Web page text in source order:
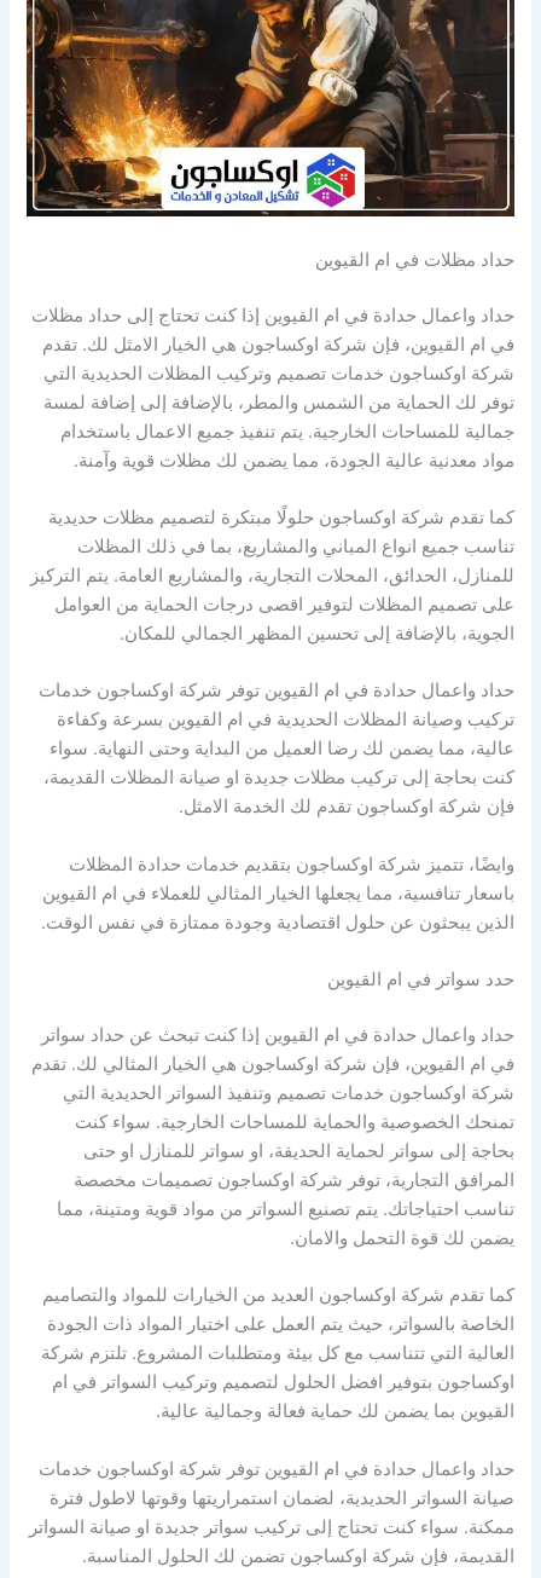
حداد مظلات في ام القيوين
حداد واعمال حدادة في ام القيوين إذا كنت تحتاج إلى حداد مظلات
في ام القيوين، فإن شركة اوكساجون هي الخيار الامثل لك. تقدم
شركة اوكساجون خدمات تصميم وتركيب المظلات الحديدية التي
توفر لك الحماية من الشمس والمطر، بالإضافة إلى إضافة لمسة
جمالية للمساحات الخارجية. يتم تنفيذ جميع الاعمال باستخدام
مواد معدنية عالية الجودة، مما يضمن لك مظلات قوية وآمنة.
كما تقدم شركة اوكساجون حلولًا مبتكرة لتصميم مظلات حديدية
تناسب جميع انواع المباني والمشاريع، بما في ذلك المظلات
للمنازل، الحدائق، المحلات التجارية، والمشاريع العامة. يتم التركيز
على تصميم المظلات لتوفير اقصى درجات الحماية من العوامل
الجوية، بالإضافة إلى تحسين المظهر الجمالي للمكان.
حداد واعمال حدادة في ام القيوين توفر شركة اوكساجون خدمات
تركيب وصيانة المظلات الحديدية في ام القيوين بسرعة وكفاءة
عالية، مما يضمن لك رضا العميل من البداية وحتى النهاية. سواء
كنت بحاجة إلى تركيب مظلات جديدة او صيانة المظلات القديمة،
فإن شركة اوكساجون تقدم لك الخدمة الامثل.
وايضًا، تتميز شركة اوكساجون بتقديم خدمات حدادة المظلات
باسعار تنافسية، مما يجعلها الخيار المثالي للعملاء في ام القيوين
الذين يبحثون عن حلول اقتصادية وجودة ممتازة في نفس الوقت.
حدد سواتر في ام القيوين
حداد واعمال حدادة في ام القيوين إذا كنت تبحث عن حداد سواتر
في ام القيوين، فإن شركة اوكساجون هي الخيار المثالي لك. تقدم
شركة اوكساجون خدمات تصميم وتنفيذ السواتر الحديدية التي
تمنحك الخصوصية والحماية للمساحات الخارجية. سواء كنت
بحاجة إلى سواتر لحماية الحديقة، او سواتر للمنازل او حتى
المرافق التجارية، توفر شركة اوكساجون تصميمات مخصصة
تناسب احتياجاتك. يتم تصنيع السواتر من مواد قوية ومتينة، مما
يضمن لك قوة التحمل والامان.
كما تقدم شركة اوكساجون العديد من الخيارات للمواد والتصاميم
الخاصة بالسواتر، حيث يتم العمل على اختيار المواد ذات الجودة
العالية التي تتناسب مع كل بيئة ومتطلبات المشروع. تلتزم شركة
اوكساجون بتوفير افضل الحلول لتصميم وتركيب السواتر في ام
القيوين بما يضمن لك حماية فعالة وجمالية عالية.
حداد واعمال حدادة في ام القيوين توفر شركة اوكساجون خدمات
صيانة السواتر الحديدية، لضمان استمراريتها وقوتها لاطول فترة
ممكنة. سواء كنت تحتاج إلى تركيب سواتر جديدة او صيانة السواتر
القديمة، فإن شركة اوكساجون تضمن لك الحلول المناسبة.